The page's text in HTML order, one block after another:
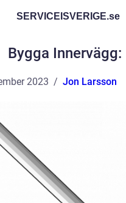
SERVICEISVERIGE.se
Bygga
2023 Jon Larsson